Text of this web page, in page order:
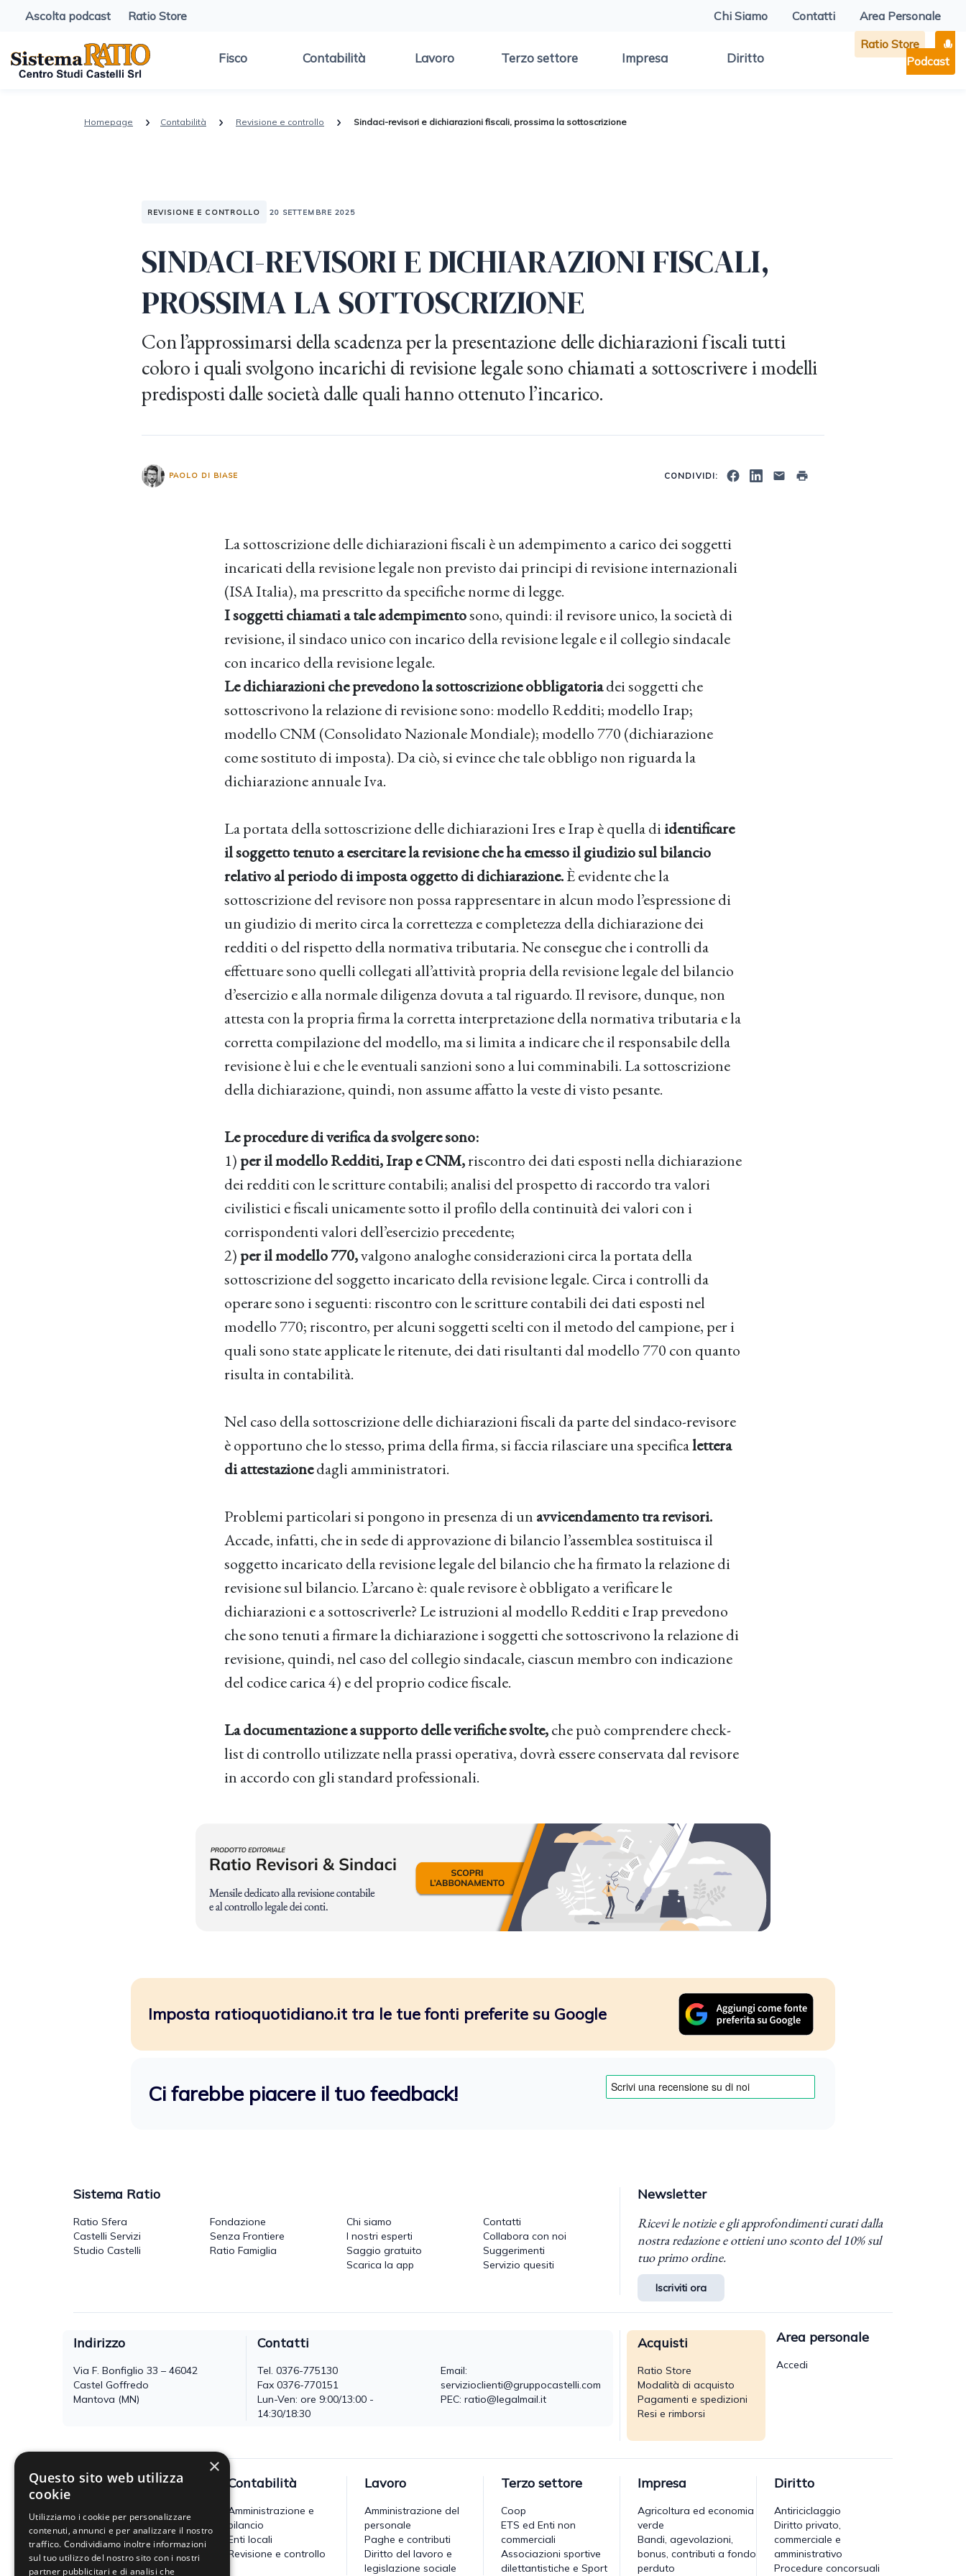
Ascolta podcast Ratio Store Chi Siamo Contatti Area Personale
Fisco Contabilità Lavoro Terzo settore Impresa Diritto
Ratio Store
Podcast
Homepage Contabilità Revisione e controllo Sindaci-revisori e dichiarazioni fiscali, prossima la sottoscrizione
REVISIONE E CONTROLLO 20 SETTEMBRE 2025
SINDACI-REVISORI E DICHIARAZIONI FISCALI,
PROSSIMA LA SOTTOSCRIZIONE
Con l’approssimarsi della scadenza per la presentazione delle dichiarazioni fiscali tutti
coloro i quali svolgono incarichi di revisione legale sono chiamati a sottoscrivere i modelli
predisposti dalle società dalle quali hanno ottenuto l’incarico.
PAOLO DI BIASE CONDIVIDI:
La sottoscrizione delle dichiarazioni fiscali è un adempimento a carico dei soggetti
incaricati della revisione legale non previsto dai principi di revisione internazionali
(ISA Italia), ma prescritto da specifiche norme di legge.
I soggetti chiamati a tale adempimentosono, quindi: il revisore unico, la società di
revisione, il sindaco unico con incarico della revisione legale e il collegio sindacale
con incarico della revisione legale.
Le dichiarazioni che prevedono la sottoscrizione obbligatoriadei soggetti che
sottoscrivono la relazione di revisione sono: modello Redditi; modello Irap;
modello CNM (Consolidato Nazionale Mondiale); modello 770 (dichiarazione
come sostituto di imposta). Da ciò, si evince che tale obbligo non riguarda la
dichiarazione annuale Iva.
La portata della sottoscrizione delle dichiarazioni Ires e Irap è quella diidentificare
il soggetto tenuto a esercitare la revisione che ha emesso il giudizio sul bilancio
relativo al periodo di imposta oggetto di dichiarazione.È evidente che la
sottoscrizione del revisore non possa rappresentare in alcun modo l’espressione di
un giudizio di merito circa la correttezza e completezza della dichiarazione dei
redditi o del rispetto della normativa tributaria. Ne consegue che i controlli da
effettuare sono quelli collegati all’attività propria della revisione legale del bilancio
d’esercizio e alla normale diligenza dovuta a tal riguardo. Il revisore, dunque, non
attesta con la propria firma la corretta interpretazione della normativa tributaria e la
corretta compilazione del modello, ma si limita a indicare che il responsabile della
revisione è lui e che le eventuali sanzioni sono a lui comminabili. La sottoscrizione
della dichiarazione, quindi, non assume affatto la veste di visto pesante.
Le procedure di verifica da svolgere sono:
1)per il modello Redditi, Irap e CNM,riscontro dei dati esposti nella dichiarazione
dei redditi con le scritture contabili; analisi del prospetto di raccordo tra valori
civilistici e fiscali unicamente sotto il profilo della continuità dei valori con i
corrispondenti valori dell’esercizio precedente;
2)per il modello 770,valgono analoghe considerazioni circa la portata della
sottoscrizione del soggetto incaricato della revisione legale. Circa i controlli da
operare sono i seguenti: riscontro con le scritture contabili dei dati esposti nel
modello 770; riscontro, per alcuni soggetti scelti con il metodo del campione, per i
quali sono state applicate le ritenute, dei dati risultanti dal modello 770 con quanto
risulta in contabilità.
Nel caso della sottoscrizione delle dichiarazioni fiscali da parte del sindaco-revisore
è opportuno che lo stesso, prima della firma, si faccia rilasciare una specificalettera
di attestazionedagli amministratori.
Problemi particolari si pongono in presenza di un avvicendamento tra revisori.
Accade, infatti, che in sede di approvazione di bilancio l’assemblea sostituisca il
soggetto incaricato della revisione legale del bilancio che ha firmato la relazione di
revisione sul bilancio. L’arcano è: quale revisore è obbligato a verificare le
dichiarazioni e a sottoscriverle? Le istruzioni al modello Redditi e Irap prevedono
che sono tenuti a firmare la dichiarazione i soggetti che sottoscrivono la relazione di
revisione, quindi, nel caso del collegio sindacale, ciascun membro con indicazione
del codice carica 4) e del proprio codice fiscale.
La documentazione a supporto delle verifiche svolte,che può comprendere check-
list di controllo utilizzate nella prassi operativa, dovrà essere conservata dal revisore
in accordo con gli standard professionali.
Imposta ratioquotidiano.it tra le tue fonti preferite su Google
Ci farebbe piacere il tuo feedback!
Sistema Ratio
Ratio Sfera
Castelli Servizi
Studio Castelli
Fondazione
Senza Frontiere
Ratio Famiglia
Chi siamo
I nostri esperti
Saggio gratuito
Scarica la app
Contatti
Collabora con noi
Suggerimenti
Servizio quesiti
Newsletter
Ricevi le notizie e gli approfondimenti curati dalla
nostra redazione e ottieni uno sconto del 10% sul
tuo primo ordine.
Iscriviti ora
Indirizzo
Via F. Bonfiglio 33 – 46042
Castel Goffredo
Mantova (MN)
Contatti
Tel.0376-775130
Fax 0376-770151
Lun-Ven: ore 9:00/13:00 -
14:30/18:30
Email:
servizioclienti@gruppocastelli.com
PEC: ratio@legalmail.it
Acquisti
Ratio Store
Modalità di acquisto
Pagamenti e spedizioni
Resi e rimborsi
Area personale
Accedi
Fisco
Accertamento, riscossione e
contenzioso
Imposte dirette
Altre imposte indirette e altri
tributi
Contabilità
Amministrazione e
bilancio
Enti locali
Revisione e controllo
Lavoro
Amministrazione del
personale
Paghe e contributi
Diritto del lavoro e
legislazione sociale
Terzo settore
Coop
ETS ed Enti non
commerciali
Associazioni sportive
dilettantistiche e Sport
Impresa
Agricoltura ed economia
verde
Bandi, agevolazioni,
bonus, contributi a fondo
perduto
Diritto
Antiriciclaggio
Diritto privato,
commerciale e
amministrativo
Procedure concorsuali
×
Questo sito web utilizza
cookie
Utilizziamo i cookie per personalizzare
contenuti, annunci e per analizzare il nostro
traffico. Condividiamo inoltre informazioni
sul tuo utilizzo del nostro sito con i nostri
partner pubblicitari e di analisi che